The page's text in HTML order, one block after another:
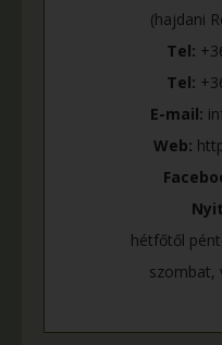
(hajdani
Tel:
Tel:
E-mail:
Web:
hétfőtől
szombat,